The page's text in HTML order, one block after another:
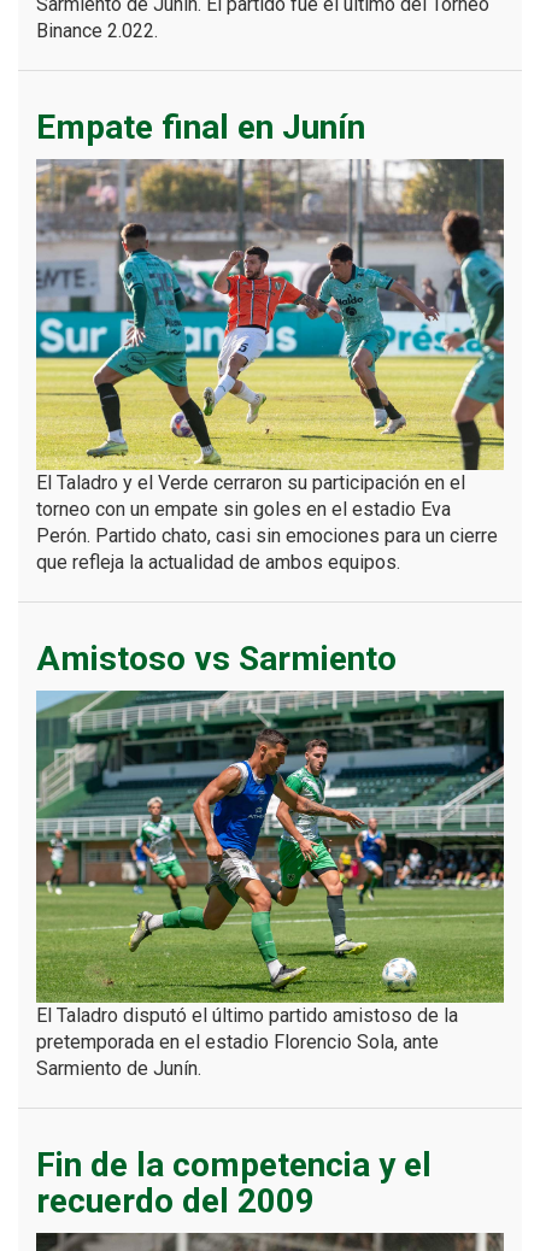
Binance 2.022.
Empate final en Junín
El Taladro y el Verde cerraron su participación en el
torneo con un empate sin goles en el estadio Eva
Perón. Partido chato, casi sin emociones para un cierre
que refleja la actualidad de ambos equipos.
Amistoso vs Sarmiento
El Taladro disputó el último partido amistoso de la
pretemporada en el estadio Florencio Sola, ante
Sarmiento de Junín.
Fin de la competencia y el
recuerdo del 2009